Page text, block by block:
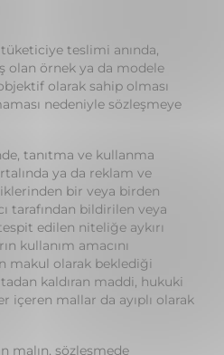
olarak sahip olması
nedeniyle sözleşmeye
tanıtma ve kullanma
ya da reklam ve
bir veya birden
tarafından bildirilen veya
edilen niteliğe aykırı
kullanım amacını
makul olarak beklediği
kaldıran maddi, hukuki
mallar da ayıplı olarak
malın, sözleşmede
teslim edilmemesi veya
veya onun sorumluluğu
gereği gibi
aykırı ifa olarak